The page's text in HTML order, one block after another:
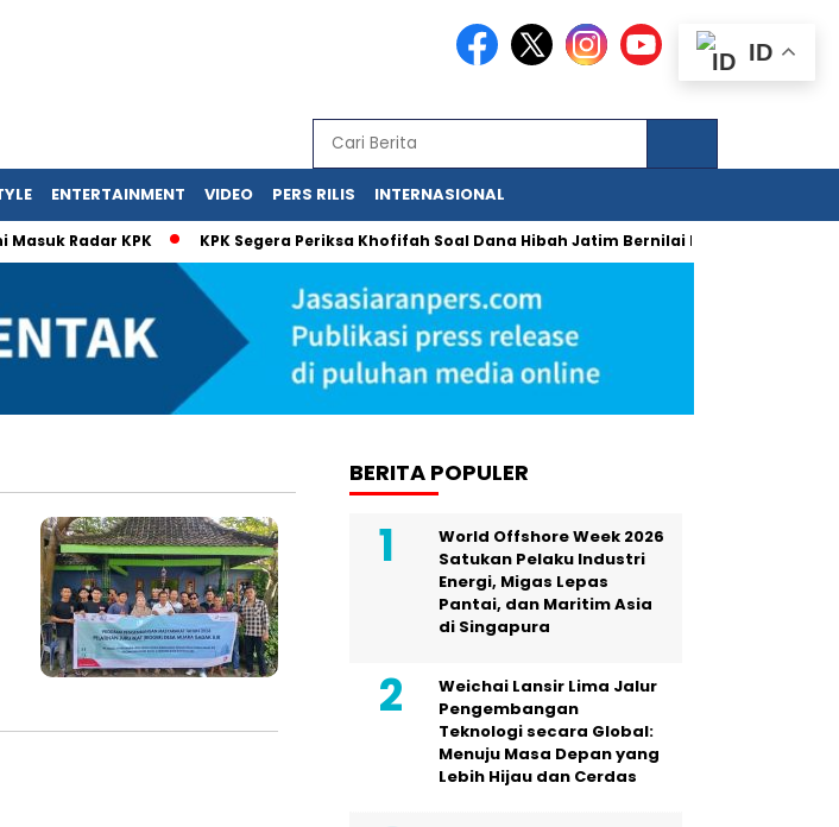
ENTERTAINMENT VIDEO PERS RILIS INTERNASIONAL
Radar KPK KPK Segera Periksa Khofifah Soal Dana Hibah Jatim Bernilai Miliaran
BERITA POPULER
World Offshore Week 2026
Satukan Pelaku Industri
Energi, Migas Lepas
Pantai, dan Maritim Asia
di Singapura
Weichai Lansir Lima Jalur
Pengembangan
Teknologi secara Global:
Menuju Masa Depan yang
Lebih Hijau dan Cerdas
ID